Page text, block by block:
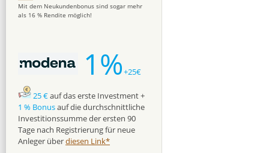
Mit dem Neukundenbonus sind sogar mehr
als 16 % Rendite möglich!
1%+25€
25 €auf das erste Investment +
1 % Bonusauf die durchschnittliche
Investitionssumme der ersten 90
Tage nach Registrierung für neue
Anleger überdiesen Link*